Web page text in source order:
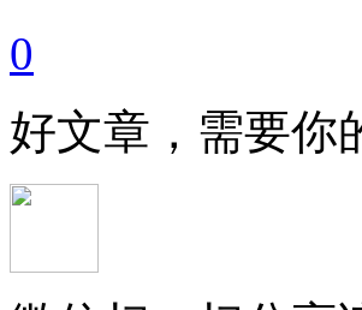
0
好文章，需要你